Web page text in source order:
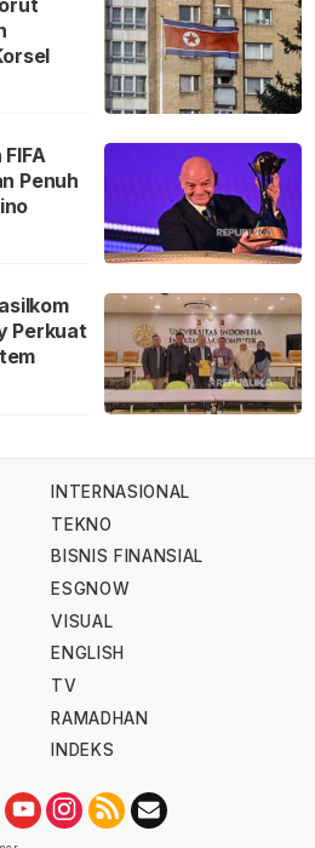
Penuh
Perkuat
INTERNASIONAL
TEKNO
BISNIS FINANSIAL
ESGNOW
VISUAL
ENGLISH
TV
RAMADHAN
INDEKS